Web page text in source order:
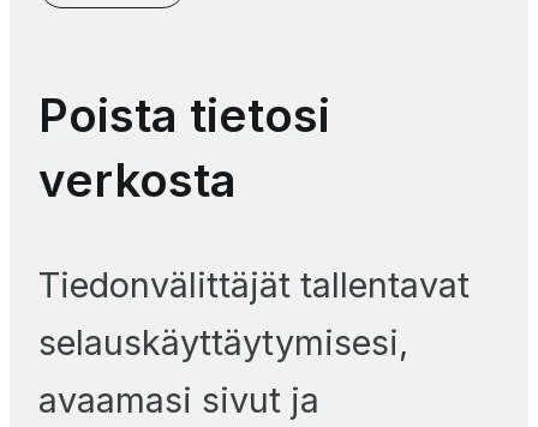
Poista tietosi
verkosta
Tiedonvälittäjät tallentavat
selauskäyttäytymisesi,
avaamasi sivut ja